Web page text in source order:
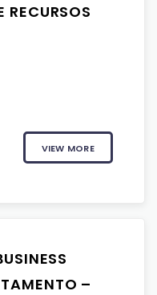
RECURSOS
VIEW MORE
–